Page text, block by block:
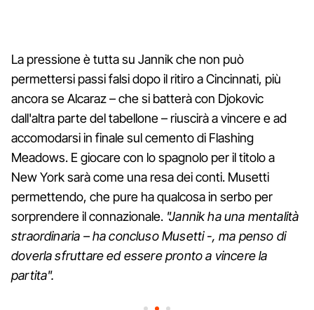
La pressione è tutta su Jannik che non può
permettersi passi falsi dopo il ritiro a Cincinnati, più
ancora se Alcaraz – che si batterà con Djokovic
dall'altra parte del tabellone – riuscirà a vincere e ad
accomodarsi in finale sul cemento di Flashing
Meadows. E giocare con lo spagnolo per il titolo a
New York sarà come una resa dei conti. Musetti
permettendo, che pure ha qualcosa in serbo per
sorprendere il connazionale. "Jannik ha una mentalità
straordinaria – ha concluso Musetti -, ma penso di
doverla sfruttare ed essere pronto a vincere la
partita".